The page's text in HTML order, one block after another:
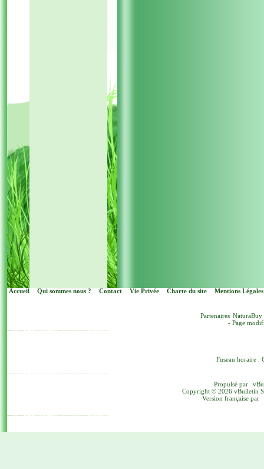
Accueil Qui sommes nous ? Contact Vie Privée Charte du site Mentions Légales
Partenaires NaturaBuy
- Page
Fuseau horaire :
Propulsé par
Copyright © 2026 vBulletin
Version française par